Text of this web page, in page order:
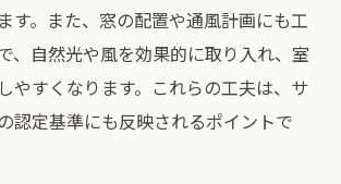
す。また、窓の配置や通風計画にも工
、自然光や風を効果的に取り入れ、室
やすくなります。これらの工夫は、サ
認定基準にも反映されるポイントで